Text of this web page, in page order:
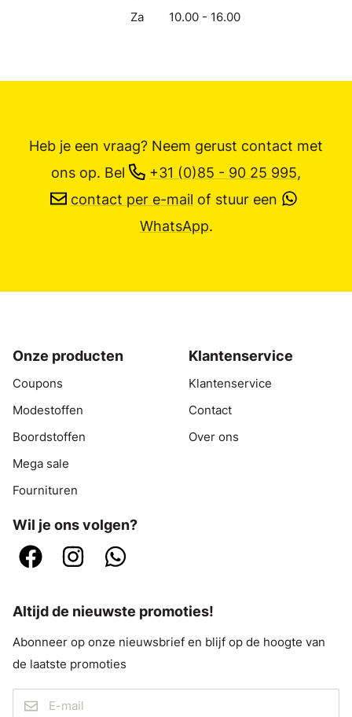
Za
10.00 - 16.00
Heb je een vraag? Neem gerust contact met
ons op. Bel +31 (0)85 - 90 25 995,
contact per e-mail of stuur een
WhatsApp.
Onze producten
Coupons
Modestoffen
Boordstoffen
Mega sale
Fournituren
Klantenservice
Klantenservice
Contact
Over ons
Wil je ons volgen?
Altijd de nieuwste promoties!
Abonneer op onze nieuwsbrief en blijf op de hoogte van
de laatste promoties